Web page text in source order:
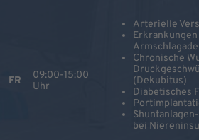
FR
09:00-15:00
Uhr
Arterielle
Chronische
(Dekubitus)
Diabetisches
bei